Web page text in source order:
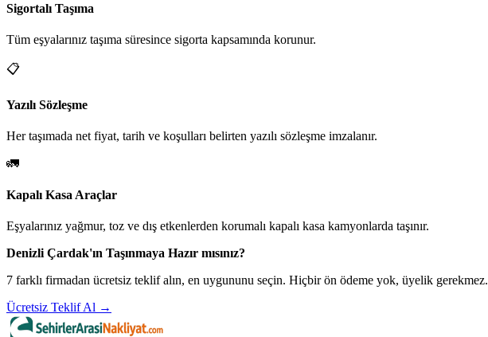
Sigortalı Taşıma
Tüm eşyalarınız taşıma süresince sigorta kapsamında korunur.
📋
Yazılı Sözleşme
Her taşımada net fiyat, tarih ve koşulları belirten yazılı sözleşme imzalanır.
🚛
Kapalı Kasa Araçlar
Eşyalarınız yağmur, toz ve dış etkenlerden korumalı kapalı kasa kamyonlarda taşınır.
Denizli Çardak'ın Taşınmaya Hazır mısınız?
7 farklı firmadan ücretsiz teklif alın, en uygununu seçin. Hiçbir ön ödeme yok, üyelik gerekmez.
Ücretsiz Teklif Al →